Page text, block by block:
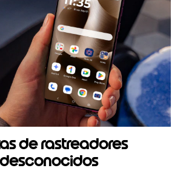
de rastreadores
desconocidos